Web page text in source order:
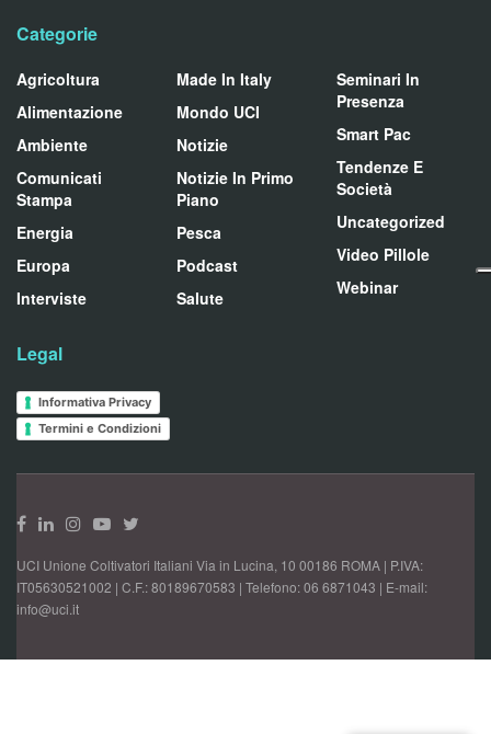
Categorie
Agricoltura
Alimentazione
Ambiente
Comunicati
Stampa
Energia
Europa
Interviste
Made In Italy
Mondo UCI
Notizie
Notizie In Primo
Piano
Pesca
Podcast
Salute
Seminari In
Presenza
Smart Pac
Tendenze E
Società
Uncategorized
Video Pillole
Webinar
Legal
Informativa Privacy
Termini e Condizioni
UCI Unione Coltivatori Italiani Via in Lucina, 10 00186 ROMA | P.IVA:
IT05630521002 | C.F.: 80189670583 | Telefono: 06 6871043 | E-mail:
info@uci.it